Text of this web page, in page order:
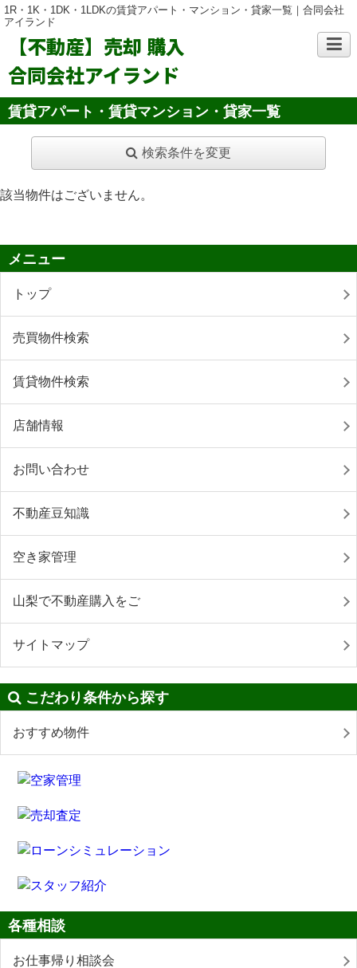
1R・1K・1DK・1LDKの賃貸アパート・マンション・貸家一覧｜合同会社
アイランド
【不動産】売却 購入
合同会社アイランド
賃貸アパート・賃貸マンション・貸家一覧
検索条件を変更
該当物件はございません。
メニュー
トップ
売買物件検索
賃貸物件検索
店舗情報
お問い合わせ
不動産豆知識
空き家管理
山梨で不動産購入をご
サイトマップ
こだわり条件から探す
おすすめ物件
各種相談
お仕事帰り相談会